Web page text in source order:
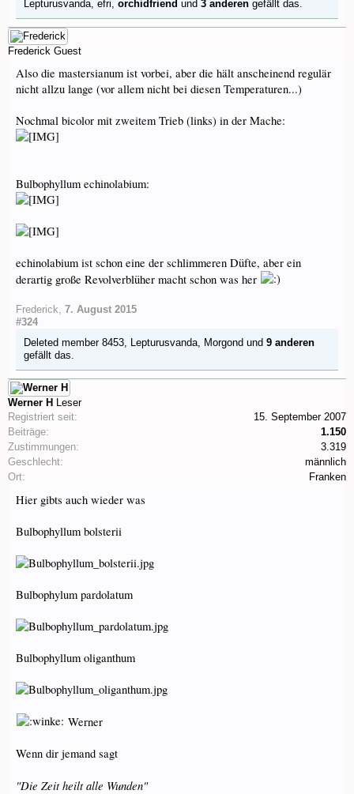
Lepturusvanda, efri, orchidfriend und 3 anderen gefällt das.
Frederick Guest
Also die mastersianum ist vorbei, aber die hält anscheinend regulär
nicht allzu lange (vor allem nicht bei diesen Temperaturen...)
Nochmal bicolor mit zweitem Trieb (links) in der Mache:
Bulbophyllum echinolabium:
echinolabium ist schon eine der schlimmeren Düfte, aber ein
derartig große Revolverblüher macht schon was her
Frederick, 7. August 2015
#324
Deleted member 8453, Lepturusvanda, Morgond und 9 anderen
gefällt das.
Werner H Leser
Registriert seit:
15. September 2007
Beiträge:
1.150
Zustimmungen:
3.319
Geschlecht:
männlich
Ort:
Franken
Hier gibts auch wieder was
Bulbophyllum bolsterii
Bulbophylum pardolatum
Bulbophyllum oliganthum
Werner
Wenn dir jemand sagt
"Die Zeit heilt alle Wunden"